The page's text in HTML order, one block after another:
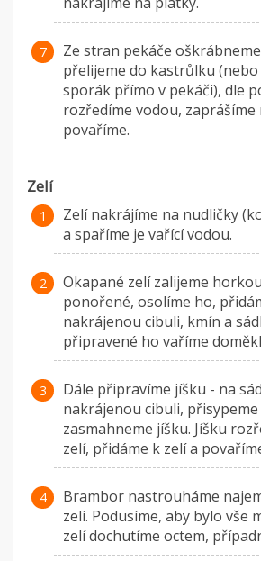
Ze stran pekáče
přelijeme do kastrůlku (nebo
sporák přímo v pekáči), dle
rozředíme vodou,
povaříme.
Zelí
Zelí nakrájíme na nudličky
a spaříme je vařící vodou.
Okapané zelí zalijeme
ponořené, osolíme ho,
nakrájenou cibuli, kmín a
připravené ho vaříme
Dále připravíme jíšku - na
nakrájenou cibuli,
zasmahneme jíšku. Jíšku
zelí, přidáme k zelí a
Brambor nastrouháme
zelí. Podusíme, aby bylo vše
zelí dochutíme octem,